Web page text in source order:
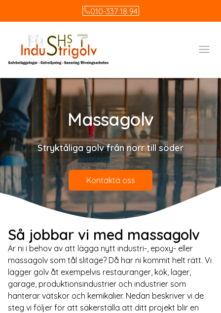
010-337 18 94
Massagolv
Stryktåliga golv från norr till söder
Kontakta oss
Så jobbar vi med massagolv
Är ni i behov av att lägga nytt industri-, epoxy- eller
massagolv som tål slitage? Då har ni kommit helt rätt. Vi
lägger golv åt exempelvis restauranger, kök, lager,
garage, produktionsindustrier och industrier som
hanterar vätskor och kemikalier. Nedan beskriver vi de
steg vi följer för att säkerställa att ditt projekt blir en